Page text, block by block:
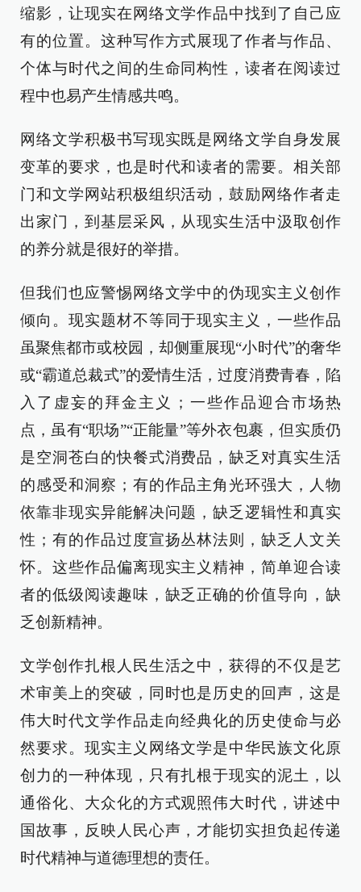
缩影，让现实在网络文学作品中找到了自己应
有的位置。这种写作方式展现了作者与作品、
个体与时代之间的生命同构性，读者在阅读过
程中也易产生情感共鸣。
网络文学积极书写现实既是网络文学自身发展
变革的要求，也是时代和读者的需要。相关部
门和文学网站积极组织活动，鼓励网络作者走
出家门，到基层采风，从现实生活中汲取创作
的养分就是很好的举措。
但我们也应警惕网络文学中的伪现实主义创作
倾向。现实题材不等同于现实主义，一些作品
虽聚焦都市或校园，却侧重展现“小时代”的奢华
或“霸道总裁式”的爱情生活，过度消费青春，陷
入了虚妄的拜金主义；一些作品迎合市场热
点，虽有“职场”“正能量”等外衣包裹，但实质仍
是空洞苍白的快餐式消费品，缺乏对真实生活
的感受和洞察；有的作品主角光环强大，人物
依靠非现实异能解决问题，缺乏逻辑性和真实
性；有的作品过度宣扬丛林法则，缺乏人文关
怀。这些作品偏离现实主义精神，简单迎合读
者的低级阅读趣味，缺乏正确的价值导向，缺
乏创新精神。
文学创作扎根人民生活之中，获得的不仅是艺
术审美上的突破，同时也是历史的回声，这是
伟大时代文学作品走向经典化的历史使命与必
然要求。现实主义网络文学是中华民族文化原
创力的一种体现，只有扎根于现实的泥土，以
通俗化、大众化的方式观照伟大时代，讲述中
国故事，反映人民心声，才能切实担负起传递
时代精神与道德理想的责任。